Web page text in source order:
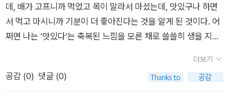
데, 배가 고프니까 먹었고 목이 말라서 마셨는데, 맛있구나 하면
서 먹고 마시니까 기분이 더 좋아진다는 것을 알게 된 것이다. 어
쩌면 나는 ‘맛있다’는 축복된 느낌을 모른 채로 쓸쓸히 생을 지나
리 에세이들, 요리 기행서들, 시간과 공간의 흐름에 맡기는 듯한
마음으로 즐겁게 읽고 넘겼는데 이제야 맛의 기쁨을 알아채다
더보기
공감 (0) 댓글 (0)